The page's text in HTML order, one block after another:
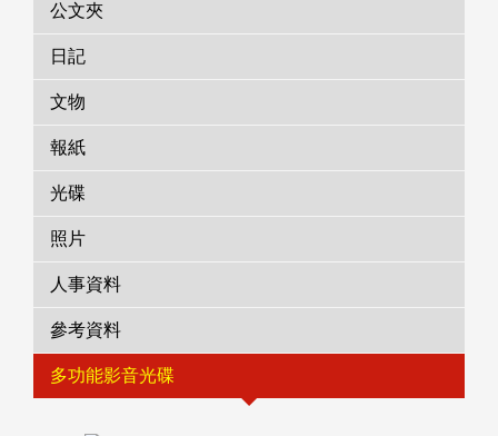
公文夾
日記
文物
報紙
光碟
照片
人事資料
參考資料
多功能影音光碟